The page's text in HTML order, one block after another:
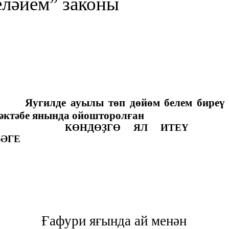
Яугилде ауылы төп дөйөм белем биреү
янында ойошторолған
КӨНДӨҘГӨ ЯЛ ИТЕҮ
Ғафури яғында ай менән